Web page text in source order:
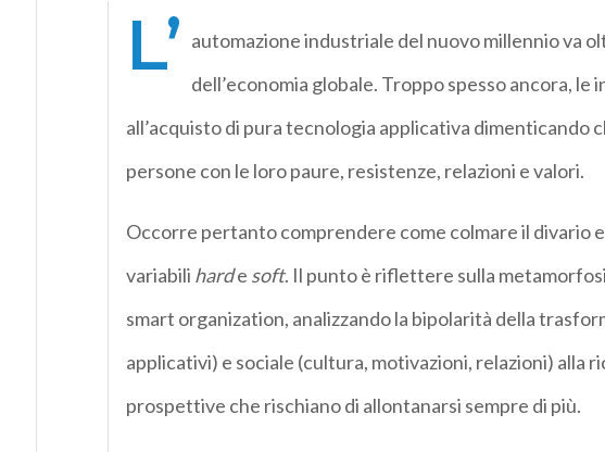
L’ automazione industriale del nuovo millennio va
dell’economia globale. Troppo spesso ancora, le
all’acquisto di pura tecnologia applicativa dimenticando
persone con le loro paure, resistenze, relazioni e valori.
Occorre pertanto comprendere come colmare il divario
variabili harde soft. Il punto è riflettere sulla
smart organization, analizzando la bipolarità della
applicativi) e sociale (cultura, motivazioni, relazioni) alla
prospettive che rischiano di allontanarsi sempre di più.